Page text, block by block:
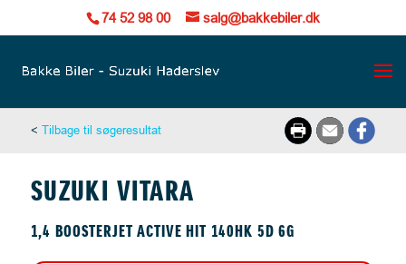
74 52 98 00 salg@bakkebiler.dk
< Tilbage til søgeresultat
SUZUKI VITARA
1,4 BOOSTERJET ACTIVE HIT 140HK 5D 6G